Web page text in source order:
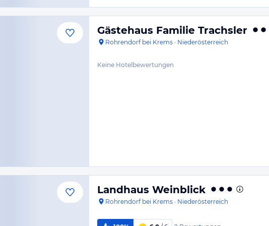
Gästehaus Familie Trachsler
Rohrendorf bei Krems · Niederösterreich
Keine Hotelbewertungen
Landhaus Weinblick
Rohrendorf bei Krems · Niederösterreich